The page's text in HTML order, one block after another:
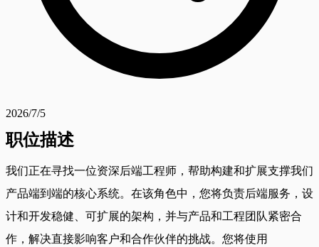
2026/7/5
职位描述
我们正在寻找一位资深后端工程师，帮助构建和扩展支撑我们
产品端到端的核心系统。在该角色中，您将负责后端服务，设
计和开发稳健、可扩展的架构，并与产品和工程团队紧密合
作，解决直接影响客户和合作伙伴的挑战。您将使用